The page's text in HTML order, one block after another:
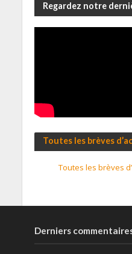
Regardez notre
Toutes les brèves
Toutes les brèves
Derniers